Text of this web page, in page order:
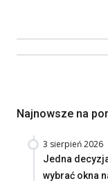
Najnowsze na
3 sierpień 2026
Jedna
wybrać okna